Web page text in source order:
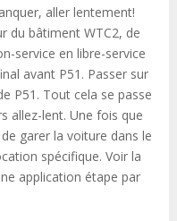
aller lentement!
du bâtiment WTC2, de
service en libre-service
avant P51. Passer sur
P51. Tout cela se passe
allez-lent. Une fois que
garer la voiture dans le
spécifique. Voir la
application étape par